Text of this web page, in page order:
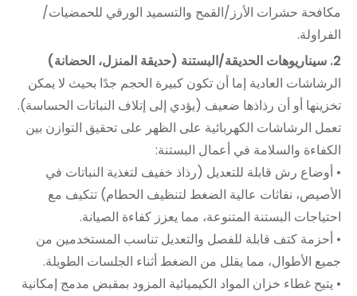
مكافحة حشرات الأرز/القمح والتسميد الورقي للحمضيات/
الفراولة.
2. سيناريوهات الحديقة/البستنة (حديقة المنزل، الحضانة)
الرشاشات العادية إما أن تكون كبيرة الحجم جدًا بحيث لا يمكن
تخزينها أو أن رذاذها ضعيف (يؤدي إلى إتلاف النباتات الحساسة).
تعمل الرشاشات الكهربائية على الظهر على تحقيق التوازن بين
الكفاءة والسلامة في أعمال البستنة:
• أوضاع رش قابلة للتعديل (رذاذ خفيف لتغذية النباتات في
الأصيص، نفاثات عالية الضغط لتنظيف الحطام) تتكيف مع
احتياجات البستنة المتنوعة، مما يعزز كفاءة الصيانة.
• أحزمة كتف قابلة للفصل والتعديل تناسب المستخدمين من
جميع الأطوال، مما يقلل من الضغط أثناء الجلسات الطويلة.
• يتيح غطاء خزان المواد الكيميائية المزود بمقبض مدمج إمكانية